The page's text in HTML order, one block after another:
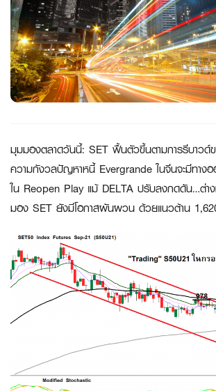
มุมมองตลาดวันนี้: SET ฟื้นตัวขึ้นตามการรีบาวด์
ความกังวลปัญหาหนี้ Evergrande ในจีนจะมีทาง
ใน Reopen Play แม้ DELTA ปรับลงกดดัน…ต่า
มอง SET ยังมีโอกาสผันผวน ด้วยแนวต้าน